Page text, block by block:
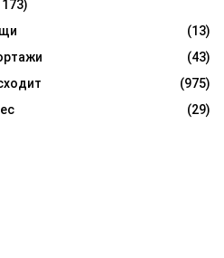
173)
(13)
(43)
(975)
(29)